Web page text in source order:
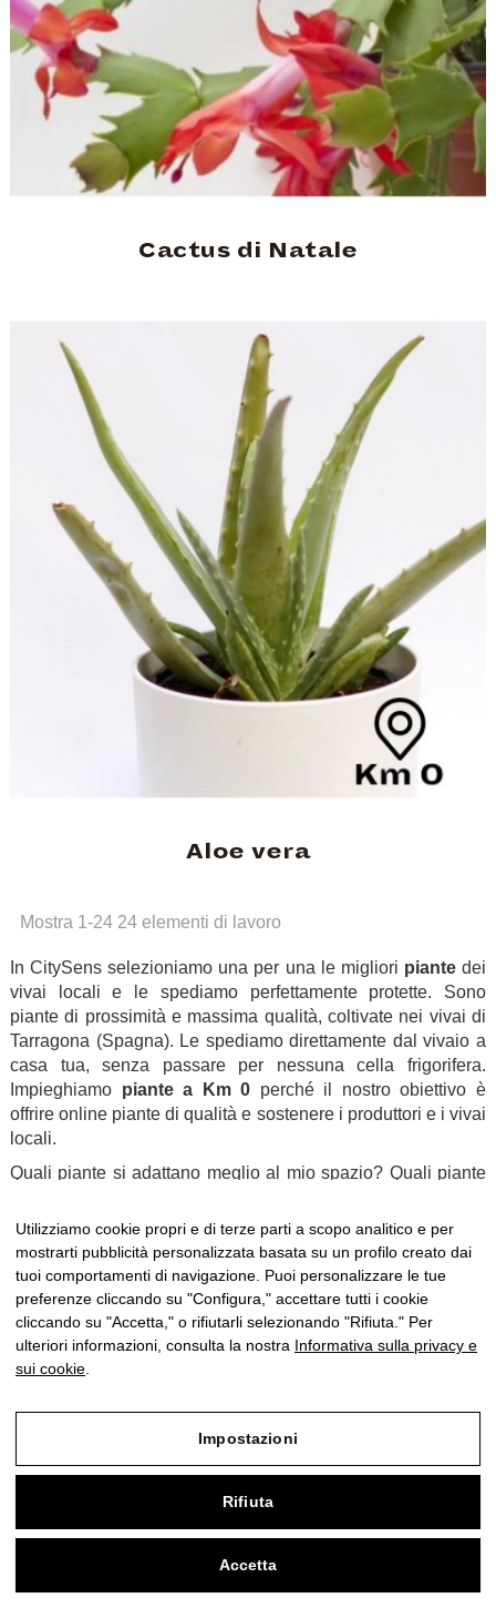
Cactus di Natale
Aloe vera
Mostra 1-24 24 elementi di lavoro
In CitySens selezioniamo una per una le migliori piantedei
vivai locali e le spediamo perfettamente protette. Sono
piante di prossimità e massima qualità, coltivate nei vivai di
Tarragona (Spagna). Le spediamo direttamente dal vivaio a
casa tua, senza passare per nessuna cella frigorifera.
Impieghiamo piante a Km 0 perché il nostro obiettivo è
offrire online piante di qualità e sostenere i produttori e i vivai
locali.
Quali piante si adattano meglio al mio spazio? Quali piante
Se cerchi una pianta verde frondosa perspazi interni o
esterni, le felci fanno al caso tuo. In CitySens abbiamo una
selezione esclusiva di felci:felce corno di cervo, felce
capelvenere o Adiantum,felce azzurra.
Una pianta ideale perambienti poco luminosiè
ilsyngonium
anche orientarti verso lasanseveria(lingua di suocera) o
Vuoi riempire la terrazza di colore? Scegli ilgeranio. I nostri
gerani e le nostre piante di stagione provengono dai vivai
Utilizziamo cookie propri e di terze parti a scopo analitico e per
mostrarti pubblicità personalizzata basata su un profilo creato dai
tuoi comportamenti di navigazione. Puoi personalizzare le tue
preferenze cliccando su "Configura," accettare tutti i cookie
cliccando su "Accetta," o rifiutarli selezionando "Rifiuta." Per
ulteriori informazioni, consulta la nostra Informativa sulla privacy e
sui cookie
Impostazioni
Rifiuta
Accetta